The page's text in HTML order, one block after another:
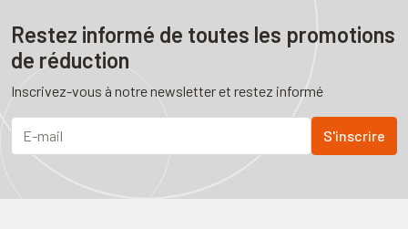
Restez informé de toutes les promotions
de réduction
Inscrivez-vous à notre newsletter et restez informé